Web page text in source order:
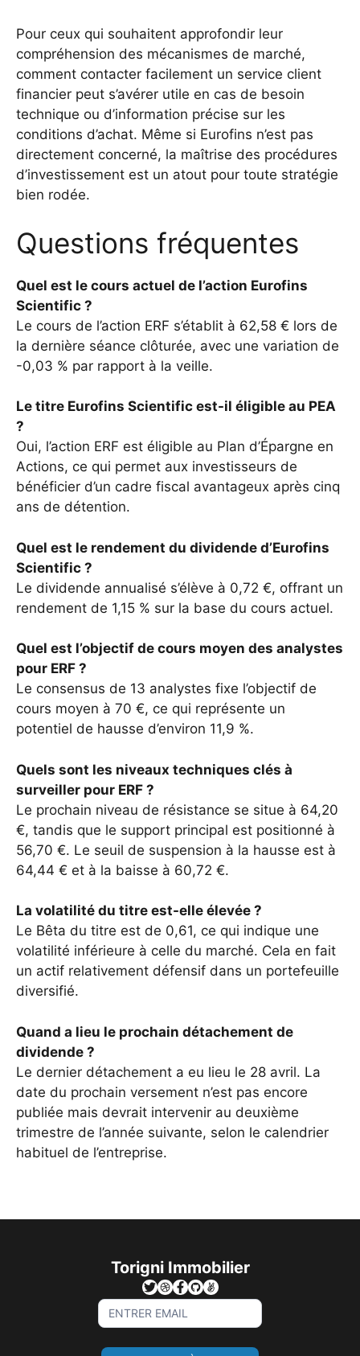
Pour ceux qui souhaitent approfondir leur
compréhension des mécanismes de marché,
comment contacter facilement un service client
financier peut s’avérer utile en cas de besoin
technique ou d’information précise sur les
conditions d’achat. Même si Eurofins n’est pas
directement concerné, la maîtrise des procédures
d’investissement est un atout pour toute stratégie
bien rodée.
Questions fréquentes
Quel est le cours actuel de l’action Eurofins
Scientific ?
Le cours de l’action ERF s’établit à 62,58 € lors de
la dernière séance clôturée, avec une variation de
-0,03 % par rapport à la veille.
Le titre Eurofins Scientific est-il éligible au PEA
?
Oui, l’action ERF est éligible au Plan d’Épargne en
Actions, ce qui permet aux investisseurs de
bénéficier d’un cadre fiscal avantageux après cinq
ans de détention.
Quel est le rendement du dividende d’Eurofins
Scientific ?
Le dividende annualisé s’élève à 0,72 €, offrant un
rendement de 1,15 % sur la base du cours actuel.
Quel est l’objectif de cours moyen des analystes
pour ERF ?
Le consensus de 13 analystes fixe l’objectif de
cours moyen à 70 €, ce qui représente un
potentiel de hausse d’environ 11,9 %.
Quels sont les niveaux techniques clés à
surveiller pour ERF ?
Le prochain niveau de résistance se situe à 64,20
€, tandis que le support principal est positionné à
56,70 €. Le seuil de suspension à la hausse est à
64,44 € et à la baisse à 60,72 €.
La volatilité du titre est-elle élevée ?
Le Bêta du titre est de 0,61, ce qui indique une
volatilité inférieure à celle du marché. Cela en fait
un actif relativement défensif dans un portefeuille
diversifié.
Quand a lieu le prochain détachement de
dividende ?
Le dernier détachement a eu lieu le 28 avril. La
date du prochain versement n’est pas encore
publiée mais devrait intervenir au deuxième
trimestre de l’année suivante, selon le calendrier
habituel de l’entreprise.
Torigni Immobilier
Sign
Up
For